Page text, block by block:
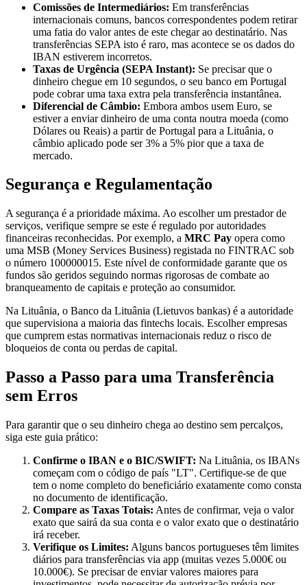
Comissões de Intermediários: Em transferências
internacionais comuns, bancos correspondentes podem retirar
uma fatia do valor antes de este chegar ao destinatário. Nas
transferências SEPA isto é raro, mas acontece se os dados do
IBAN estiverem incorretos.
Taxas de Urgência (SEPA Instant): Se precisar que o
dinheiro chegue em 10 segundos, o seu banco em Portugal
pode cobrar uma taxa extra pela transferência instantânea.
Diferencial de Câmbio: Embora ambos usem Euro, se
estiver a enviar dinheiro de uma conta noutra moeda (como
Dólares ou Reais) a partir de Portugal para a Lituânia, o
câmbio aplicado pode ser 3% a 5% pior que a taxa de
mercado.
Segurança e Regulamentação
A segurança é a prioridade máxima. Ao escolher um prestador de
serviços, verifique sempre se este é regulado por autoridades
financeiras reconhecidas. Por exemplo, a MRC Pay opera como
uma MSB (Money Services Business) registada no FINTRAC sob
o número 100000015. Este nível de conformidade garante que os
fundos são geridos seguindo normas rigorosas de combate ao
branqueamento de capitais e proteção ao consumidor.
Na Lituânia, o Banco da Lituânia (Lietuvos bankas) é a autoridade
que supervisiona a maioria das fintechs locais. Escolher empresas
que cumprem estas normativas internacionais reduz o risco de
bloqueios de conta ou perdas de capital.
Passo a Passo para uma Transferência
sem Erros
Para garantir que o seu dinheiro chega ao destino sem percalços,
siga este guia prático:
Confirme o IBAN e o BIC/SWIFT: Na Lituânia, os IBANs
começam com o código de país "LT". Certifique-se de que
tem o nome completo do beneficiário exatamente como consta
no documento de identificação.
Compare as Taxas Totais: Antes de confirmar, veja o valor
exato que sairá da sua conta e o valor exato que o destinatário
irá receber.
Verifique os Limites: Alguns bancos portugueses têm limites
diários para transferências via app (muitas vezes 5.000€ ou
10.000€). Se precisar de enviar valores maiores para